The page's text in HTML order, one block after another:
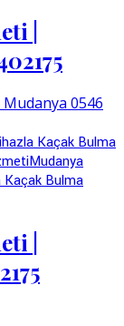
|
Kaçak Bulma
Mudanya
Kaçak Bulma
|